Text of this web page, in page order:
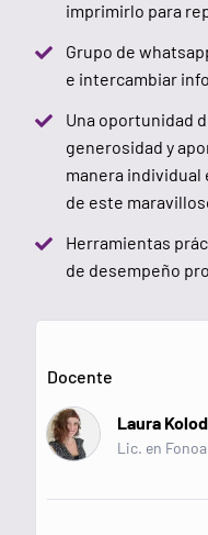
imprimirlo para
Grupo de
e intercambiar
Una oportunidad
generosidad y
manera
de este
Herramientas
de desempeño
Docente
Laura
Lic. en